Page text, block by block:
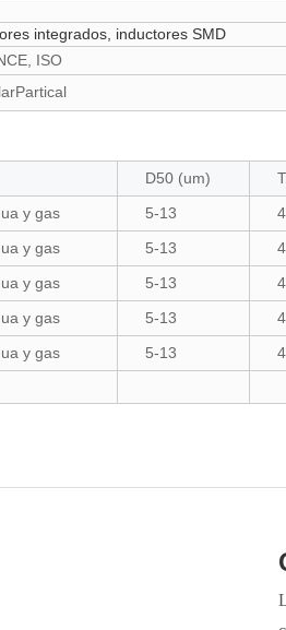
integrados, inductores SMD
ISO
D50 (um)
y gas 5-13
y gas 5-13
y gas 5-13
y gas 5-13
y gas 5-13